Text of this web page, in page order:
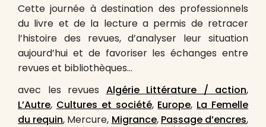
Cette journée à destination des professionnels
du livre et de la lecture a permis de retracer
l’histoire des revues, d’analyser leur situation
aujourd’hui et de favoriser les échanges entre
revues et bibliothèques…
avec les revues Algérie Littérature / action,
L’Autre, Cultures et société, Europe, La Femelle
du requin, Mercure, Migrance, Passage d’encres,